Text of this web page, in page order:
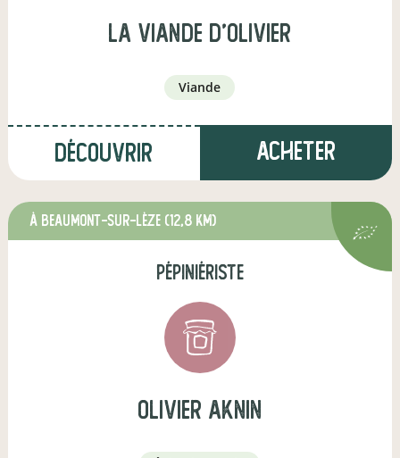
La Viande d'Olivier
viande
Découvrir Acheter
à Beaumont-sur-Lèze (12,8 km)
pépiniériste
olivier aknin